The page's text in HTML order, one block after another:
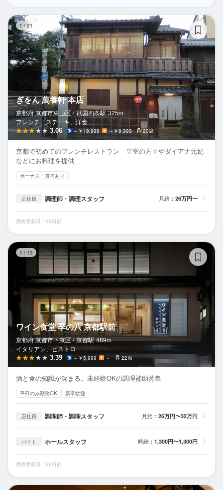
1 / 21
ぎをん 萬養軒 本店
京都府 京都市東山区 / 祇園四条駅 325m
フレンチ、ステーキ、洋食
3.06 ～￥19,999 ～￥9,999 20席
京都で初めてのフレンチレストラン 皇室の方々やダイアナ元妃
などにお料理を提供
ボーナス・賞与あり
正社員 調理師・調理スタッフ 月給： 26万円〜
最終更新日：26日前
1 / 13
ワイン食堂 季の八 京都駅前
京都府 京都市下京区 / 京都駅 489m
イタリアン、ビストロ
3.39 ～￥5,999 － 22席
酒と食の知識が深まる。未経験OKの調理補助募集
平日のみ勤務OK 新卒歓迎
正社員 調理師・調理スタッフ 月給： 26万円〜32万円
バイト ホールスタッフ 時給： 1,300円〜1,300円
最終更新日：26日前